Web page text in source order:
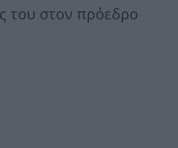
του στον πρόεδρο